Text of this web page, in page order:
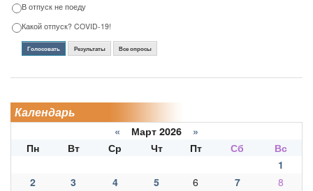
В отпуск не поеду
Какой отпуск? COVID-19!
Голосовать Результаты Все опросы
Календарь
« Март 2026 »
Пн
Вт Ср Чт Пт Сб
Вс
1
2
3 4 5 6 7
8